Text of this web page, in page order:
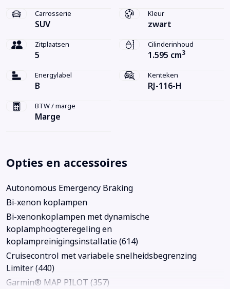
Carrosserie
SUV
Kleur
zwart
Zitplaatsen
5
Cilinderinhoud
1.595 cm3
Energylabel
B
Kenteken
RJ-116-H
BTW / marge
Marge
Opties en accessoires
Autonomous Emergency Braking
Bi-xenon koplampen
Bi-xenonkoplampen met dynamische
koplamphoogteregeling en
koplampreinigingsinstallatie (614)
Cruisecontrol met variabele snelheidsbegrenzing
Limiter (440)
Garmin® MAP PILOT (357)